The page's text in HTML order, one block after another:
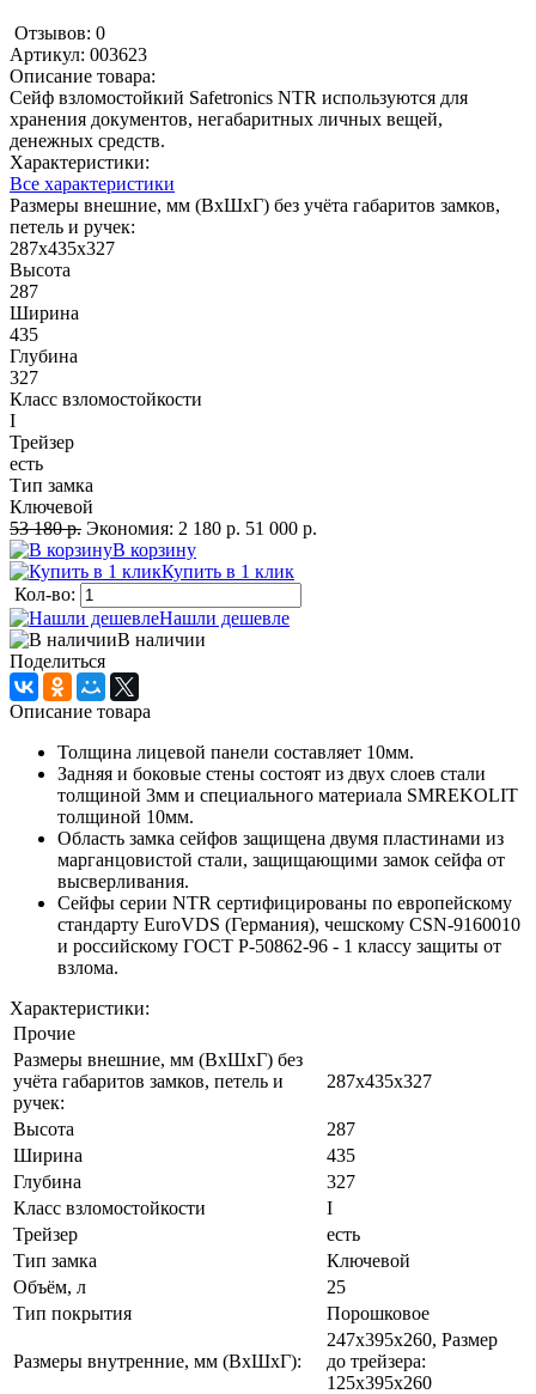
Отзывов: 0
Артикул: 003623
Описание товара:
Сейф взломостойкий Safetronics NTR используются для
хранения документов, негабаритных личных вещей,
денежных средств.
Характеристики:
Все характеристики
Размеры внешние, мм (ВхШхГ) без учёта габаритов замков,
петель и ручек:
287х435х327
Высота
287
Ширина
435
Глубина
327
Класс взломостойкости
I
Трейзер
есть
Тип замка
Ключевой
53 180 р. Экономия: 2 180 р. 51 000 р.
В корзину
Купить в 1 клик
Кол-во:
Нашли дешевле
В наличии
Поделиться
Описание товара
Толщина лицевой панели составляет 10мм.
Задняя и боковые стены состоят из двух слоев стали
толщиной 3мм и специального материала SMREKOLIT
толщиной 10мм.
Область замка сейфов защищена двумя пластинами из
марганцовистой стали, защищающими замок сейфа от
высверливания.
Сейфы серии NTR сертифицированы по европейскому
стандарту EuroVDS (Германия), чешскому CSN-9160010
и российскому ГОСТ Р-50862-96 - 1 классу защиты от
взлома.
Характеристики:
Прочие
Размеры внешние, мм (ВхШхГ) без
учёта габаритов замков, петель и
ручек:
287х435х327
Высота
287
Ширина
435
Глубина
327
Класс взломостойкости
I
Трейзер
есть
Тип замка
Ключевой
Объём, л
25
Тип покрытия
Порошковое
Размеры внутренние, мм (ВхШхГ):
247х395х260, Размер
до трейзера:
125х395х260